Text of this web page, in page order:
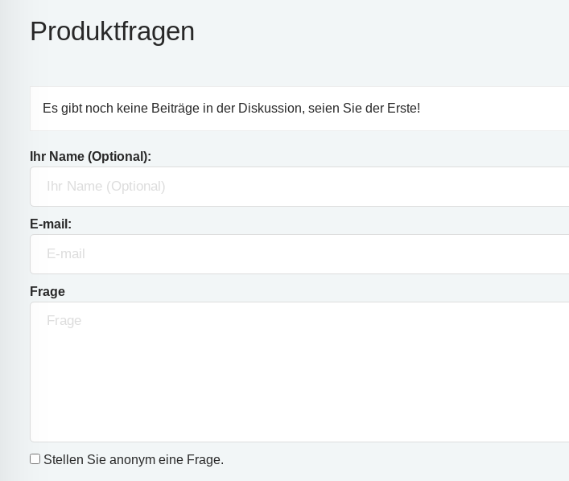
Produktfragen
Es gibt noch keine Beiträge in der Diskussion, seien Sie der Erste!
Ihr Name (Optional):
E-mail:
Frage
Stellen Sie anonym eine Frage.